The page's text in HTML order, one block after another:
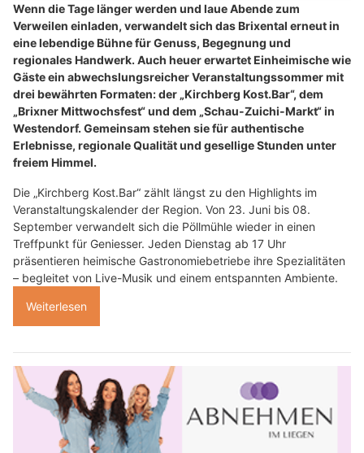
Wenn die Tage länger werden und laue Abende zum
Verweilen einladen, verwandelt sich das Brixental erneut in
eine lebendige Bühne für Genuss, Begegnung und
regionales Handwerk. Auch heuer erwartet Einheimische wie
Gäste ein abwechslungsreicher Veranstaltungssommer mit
drei bewährten Formaten: der „Kirchberg Kost.Bar“, dem
„Brixner Mittwochsfest“ und dem „Schau-Zuichi-Markt“ in
Westendorf. Gemeinsam stehen sie für authentische
Erlebnisse, regionale Qualität und gesellige Stunden unter
freiem Himmel.
Die „Kirchberg Kost.Bar“ zählt längst zu den Highlights im
Veranstaltungskalender der Region. Von 23. Juni bis 08.
September verwandelt sich die Pöllmühle wieder in einen
Treffpunkt für Geniesser. Jeden Dienstag ab 17 Uhr
präsentieren heimische Gastronomiebetriebe ihre Spezialitäten
– begleitet von Live-Musik und einem entspannten Ambiente.
Weiterlesen